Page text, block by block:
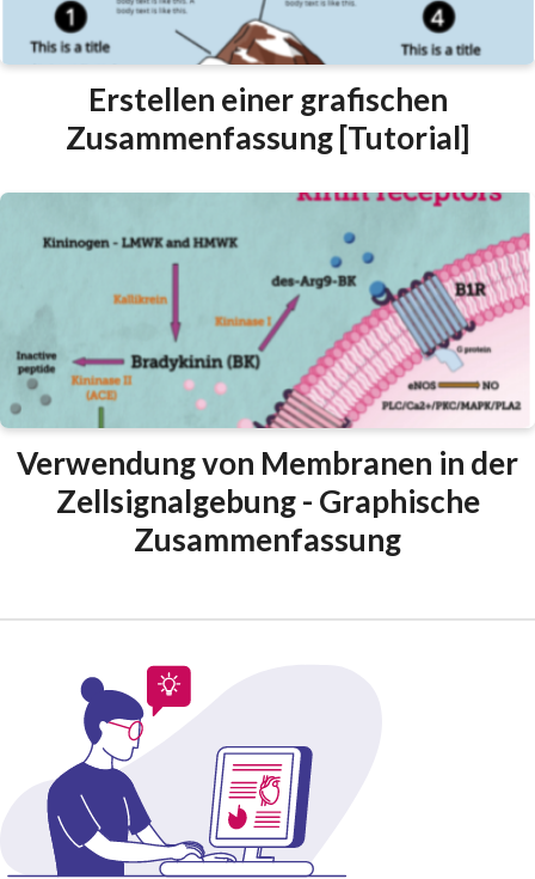
Erstellen einer grafischen
Zusammenfassung [Tutorial]
Verwendung von Membranen in der
Zellsignalgebung - Graphische
Zusammenfassung